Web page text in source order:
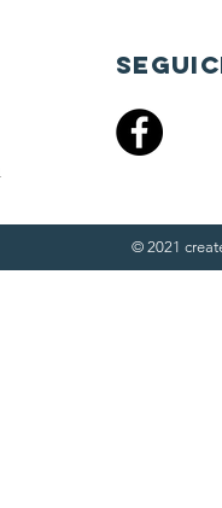
© 2021